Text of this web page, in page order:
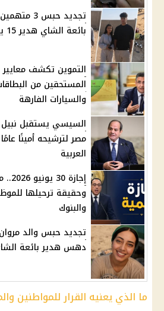
تجديد
بائعة الشاي هدير 15 يومًا
التموين تكشف
المستحقين من
والسيارات الفارهة
السيسي يستقبل
مصر لترشيحه أمينًا
العربية
وحقيقة ترحيلها
والبنوك
دهس هدير بائعة
ما الذي يعنيه القرار للمواطنين